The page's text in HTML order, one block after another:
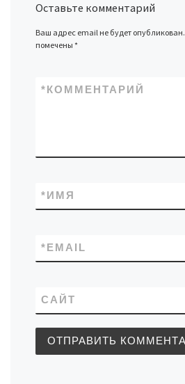
Оставьте комментарий
Ваш адрес email не будет опубликован.
помечены*
КОММЕНТАРИЙ
*
ИМЯ
*
EMAIL
*
САЙТ